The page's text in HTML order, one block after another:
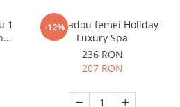
1
-12%
Set cadou femei Holiday
Luxury Spa
236 RON
207 RON